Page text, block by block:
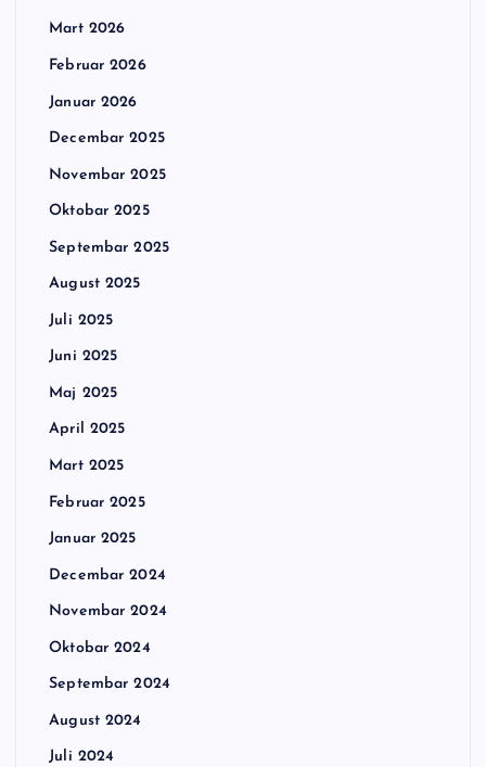
Mart 2026
Februar 2026
Januar 2026
Decembar 2025
Novembar 2025
Oktobar 2025
Septembar 2025
August 2025
Juli 2025
Juni 2025
Maj 2025
April 2025
Mart 2025
Februar 2025
Januar 2025
Decembar 2024
Novembar 2024
Oktobar 2024
Septembar 2024
August 2024
Juli 2024